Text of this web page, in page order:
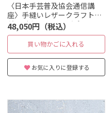
〈日本手芸普及協会通信講
座〉手縫いレザークラフト本
科 財布：レッド／ポーチ：
グレー
48,050円（税込）
買い物かごに入れる
お気に入りに登録する